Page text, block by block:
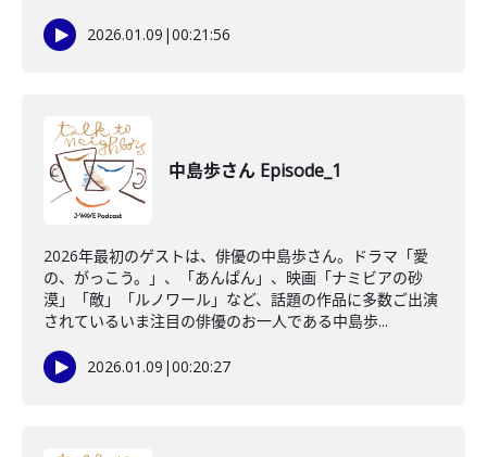
2026.01.09 |00:21:56
中島歩さん Episode_1
2026年最初のゲストは、俳優の中島歩さん。ドラマ「愛
の、がっこう。」、「あんぱん」、映画「ナミビアの砂
漠」「敵」「ルノワール」など、話題の作品に多数ご出演
されているいま注目の俳優のお一人である中島歩...
2026.01.09 |00:20:27